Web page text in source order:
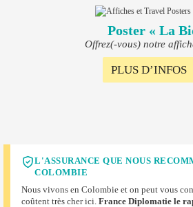
Poster « La
Offrez(-vous) notre
PLUS D’INFOS
L'ASSURANCE QUE NOUS
COLOMBIE
Nous vivons en Colombie et on peut vous
coûtent très cher ici. France Diplomatie le